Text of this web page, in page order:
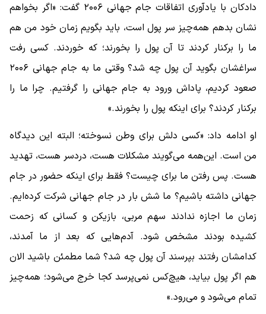
دادکان با یادآوری اتفاقات جام جهانی ۲۰۰۶ گفت: «اگر بخواهم
نشان بدهم همه‌چیز سر پول است، باید بگویم زمان خود من هم
ما را برکنار کردند تا آن پول را بخورند؛ که خوردند. کسی رفت
سراغشان بگوید آن پول چه شد؟ وقتی ما به جام جهانی ۲۰۰۶
صعود کردیم، پاداش ورود به جام جهانی را گرفتیم. چرا ما را
برکنار کردند؟ برای اینکه پول را بخورند.»
او ادامه داد: «کسی دلش برای وطن نسوخته؛ البته این دیدگاه
من است. این‌همه می‌گویند مشکلات هست، دردسر هست، تهدید
هست. پس رفتن ما برای چیست؟ فقط برای اینکه حضور در جام
جهانی داشته باشیم؟ ما شش بار در جام جهانی شرکت کرده‌ایم.
زمان ما اجازه ندادند سهم مربی، بازیکن و کسانی که زحمت
کشیده بودند مشخص شود. آدم‌هایی که بعد از ما آمدند،
کدامشان رفتند بپرسند آن پول چه شد؟ شما مطمئن باشید الان
هم اگر پول بیاید، هیچ‌کس نمی‌پرسد کجا خرج می‌شود؛ همه‌چیز
تمام می‌شود و می‌رود.»